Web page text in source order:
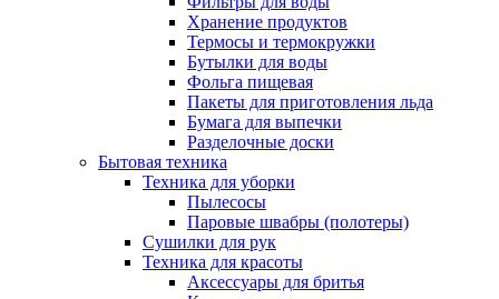
Хранение продуктов
Термосы и термокружки
Бутылки для воды
Фольга пищевая
Пакеты для приготовления льда
Бумага для выпечки
Разделочные доски
Бытовая техника
Техника для уборки
Пылесосы
Паровые швабры (полотеры)
Сушилки для рук
Техника для красоты
Аксессуары для бритья